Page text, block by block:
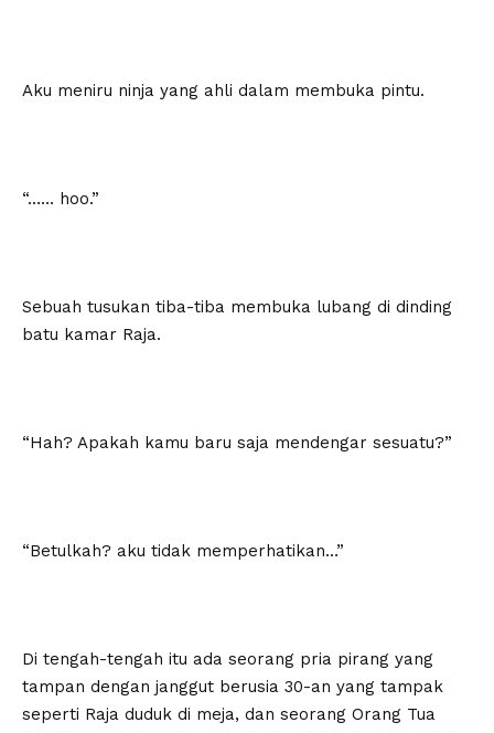
Aku meniru ninja yang ahli dalam membuka pintu.
“…… hoo.”
Sebuah tusukan tiba-tiba membuka lubang di dinding
batu kamar Raja.
“Hah? Apakah kamu baru saja mendengar sesuatu?”
“Betulkah? aku tidak memperhatikan…”
Di tengah-tengah itu ada seorang pria pirang yang
tampan dengan janggut berusia 30-an yang tampak
seperti Raja duduk di meja, dan seorang Orang Tua